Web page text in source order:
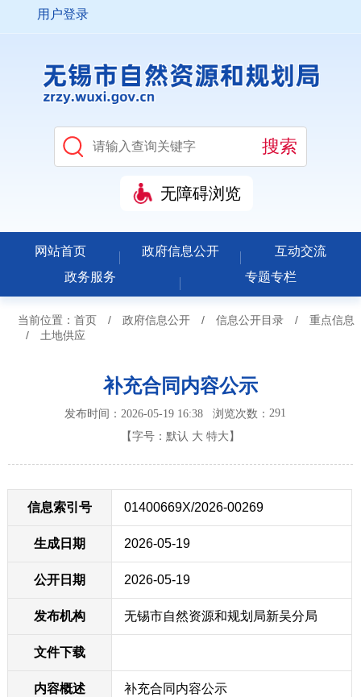
用户登录
无障碍浏览
网站首页 政府信息公开
互动交流
政务服务
专题专栏
当前位置： 首页 / 政府信息公开 / 信息公开目录 /
重点信息
/
土地供应
补充合同内容公示
发布时间：2026-05-19 16:38 浏览次数： 291
【字号： 默认 大 特大 】
信息索引号 01400669X/2026-00269
生成日期 2026-05-19
公开日期 2026-05-19
发布机构 无锡市自然资源和规划局新吴分局
文件下载
内容概述 补充合同内容公示